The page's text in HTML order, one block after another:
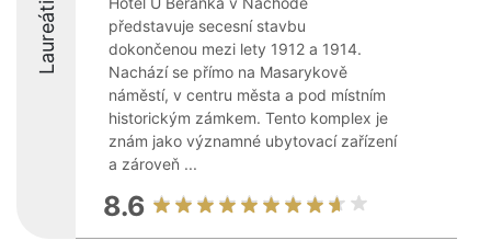
Laureáti
představuje secesní stavbu
dokončenou mezi lety 1912 a 1914.
Nachází se přímo na Masarykově
náměstí, v centru města a pod místním
historickým zámkem. Tento komplex je
znám jako významné ubytovací zařízení
a zároveň ...
8.6